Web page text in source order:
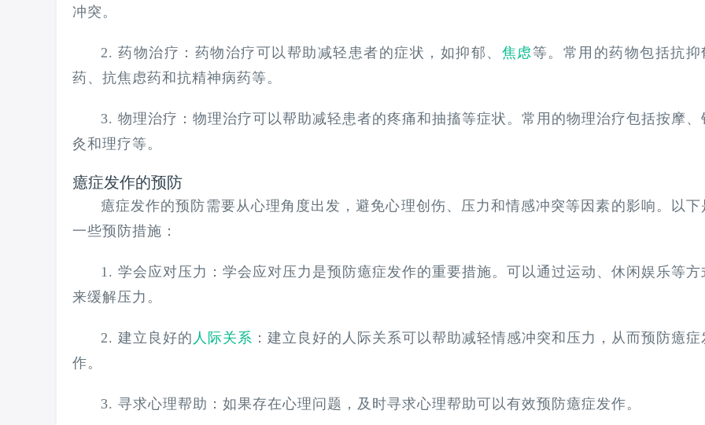
冲突。
2. 药物治疗：药物治疗可以帮助减轻患者的症状，如抑郁、 焦虑 等。常用的药物包括抗抑
药、抗焦虑药和抗精神病药等。
3. 物理治疗：物理治疗可以帮助减轻患者的疼痛和抽搐等症状。常用的物理治疗包括按摩、
灸和理疗等。
癔症发作的预防
癔症发作的预防需要从心理角度出发，避免心理创伤、压力和情感冲突等因素的影响。以下
一些预防措施：
1. 学会应对压力：学会应对压力是预防癔症发作的重要措施。可以通过运动、休闲娱乐等方
来缓解压力。
2. 建立良好的 人际关系 ：建立良好的人际关系可以帮助减轻情感冲突和压力，从而预防癔症
作。
3. 寻求心理帮助：如果存在心理问题，及时寻求心理帮助可以有效预防癔症发作。